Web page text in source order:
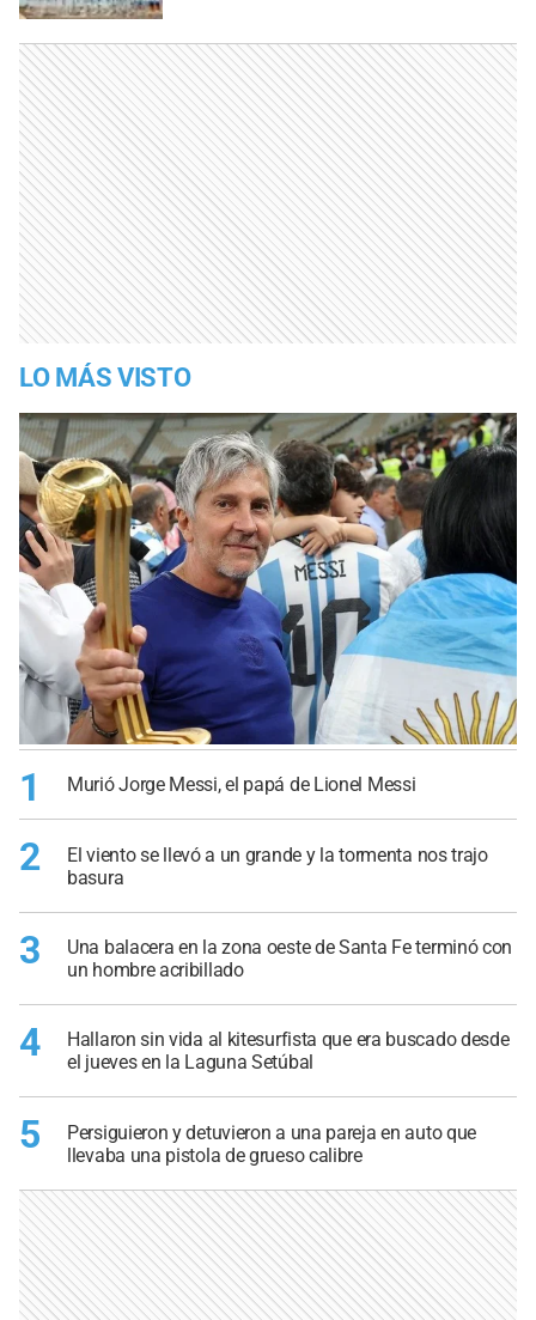
LO MÁS VISTO
1 Murió Jorge Messi, el papá de Lionel Messi
2
El viento se llevó a un grande y la tormenta nos trajo
basura
3
Una balacera en la zona oeste de Santa Fe terminó con
un hombre acribillado
4
Hallaron sin vida al kitesurfista que era buscado desde
el jueves en la Laguna Setúbal
5
Persiguieron y detuvieron a una pareja en auto que
llevaba una pistola de grueso calibre